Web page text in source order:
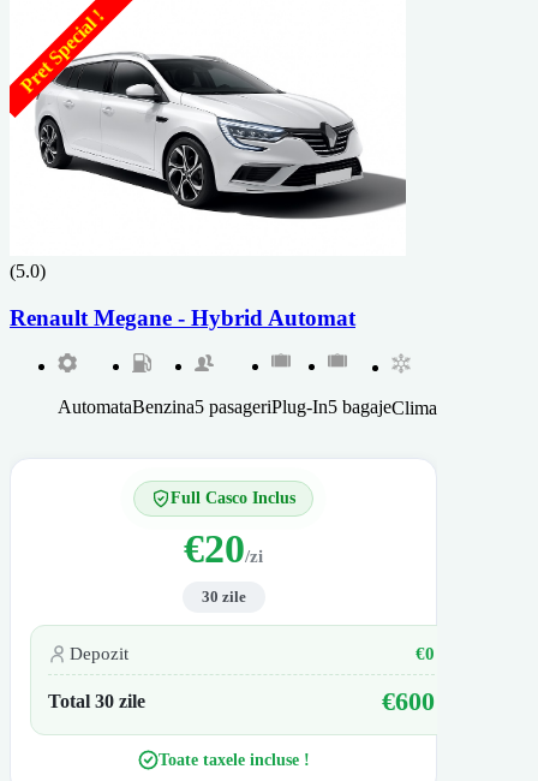
Pret Special !
(5.0)
Renault Megane - Hybrid Automat
AutomataBenzina5 pasageriPlug-In5 bagajeClima
Full Casco Inclus
€20/zi
30 zile
Depozit €0
Total 30 zile €600
Toate taxele incluse !